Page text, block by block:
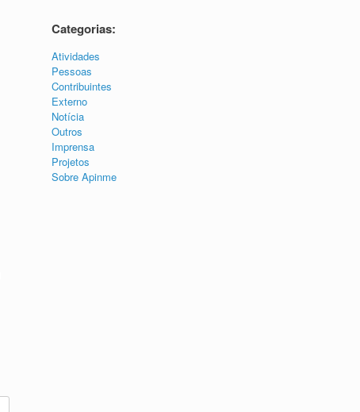
Categorias:
Atividades
Pessoas
Contribuintes
Externo
Notícia
Outros
Imprensa
Projetos
Sobre Apinme